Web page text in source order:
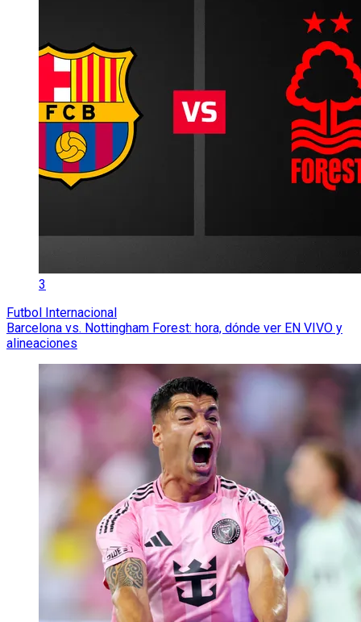
3
Futbol Internacional
Barcelona vs. Nottingham Forest: hora, dónde ver EN VIVO y
alineaciones